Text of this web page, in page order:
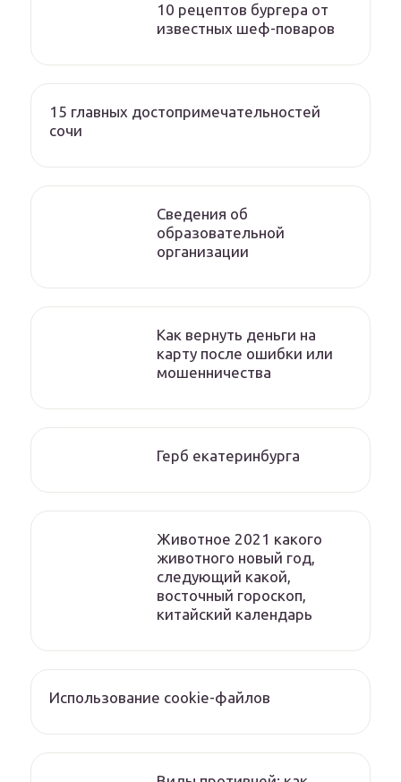
10 рецептов бургера от
известных шеф-поваров
15 главных достопримечательностей
сочи
Сведения об
образовательной
организации
Как вернуть деньги на
карту после ошибки или
мошенничества
Герб екатеринбурга
Животное 2021 какого
животного новый год,
следующий какой,
восточный гороскоп,
китайский календарь
Использование cookie-файлов